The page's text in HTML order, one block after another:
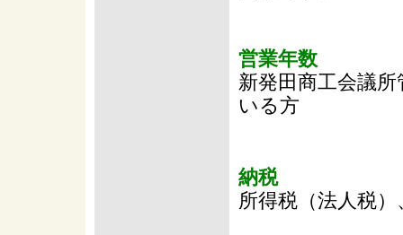
営業年数
新発田商工会議
いる方
納税
所得税（法人税